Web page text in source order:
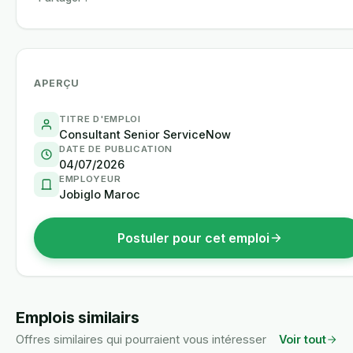
APERÇU
TITRE D'EMPLOI
Consultant Senior ServiceNow
DATE DE PUBLICATION
04/07/2026
EMPLOYEUR
Jobiglo Maroc
Postuler pour cet emploi
Emplois similairs
Offres similaires qui pourraient vous intéresser Voir tout